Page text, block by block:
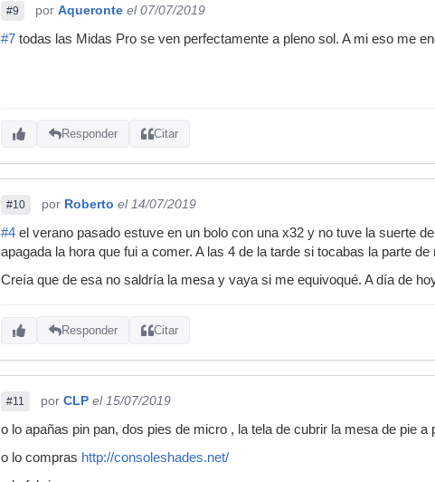
#9 por Aqueronte el 07/07/2019
#7 todas las Midas Pro se ven perfectamente a pleno sol. A mi eso me
Responder Citar
#10 por Roberto el 14/07/2019
#4 el verano pasado estuve en un bolo con una x32 y no tuve la suerte
apagada la hora que fui a comer. A las 4 de la tarde si tocabas la parte
Creía que de esa no saldría la mesa y vaya si me equivoqué. A día de
Responder Citar
#11 por CLP el 15/07/2019
o lo apañas pin pan, dos pies de micro , la tela de cubrir la mesa de pie a
o lo compras http://consoleshades.net/